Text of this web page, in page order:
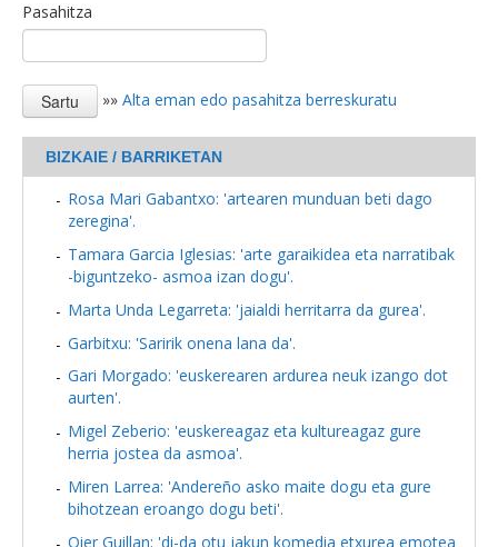
Pasahitza
»» Alta eman edo pasahitza berreskuratu
BIZKAIE / BARRIKETAN
Rosa Mari Gabantxo: 'artearen munduan beti dago
zeregina'.
Tamara Garcia Iglesias: 'arte garaikidea eta narratibak
-biguntzeko- asmoa izan dogu'.
Marta Unda Legarreta: 'jaialdi herritarra da gurea'.
Garbitxu: 'Saririk onena lana da'.
Gari Morgado: 'euskerearen ardurea neuk izango dot
aurten'.
Migel Zeberio: 'euskereagaz eta kultureagaz gure
herria jostea da asmoa'.
Miren Larrea: 'Andereño asko maite dogu eta gure
bihotzean eroango dogu beti'.
Oier Guillan: 'di-da otu jakun komedia etxurea emotea